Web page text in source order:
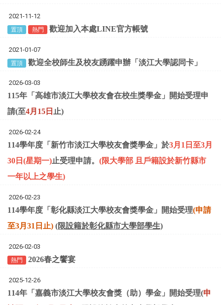
2021-11-12
置頂 熱門 歡迎加入本處LINE官方帳號
2021-01-07
置頂 歡迎全校師生及校友踴躍申辦「淡江大學認同卡」
2026-03-03
115年「高雄市淡江大學校友會在校生獎學金」開始受理申
請(至4月15日 止)
2026-02-24
114學年度「新竹市淡江大學校友會獎學金」於3月1日至3月
30日(星期一)止受理申請。 (限大學部 且戶籍設於新竹縣市
一年以上之學生)
2026-02-23
114學年度「彰化縣淡江⼤學校友會獎學⾦」開始受理(申請
⾄3⽉31⽇⽌) (限設籍於彰化縣市大學部學生)
2026-02-03
熱門 2026春之饗宴
2025-12-26
114年「嘉義市淡江大學校友會獎（助）學金」開始受理(申